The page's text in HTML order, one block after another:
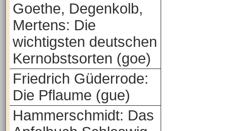
Goethe, Degenkolb,
Mertens: Die
wichtigsten deutschen
Kernobstsorten (goe)
Friedrich Güderrode:
Die Pflaume (gue)
Hammerschmidt: Das